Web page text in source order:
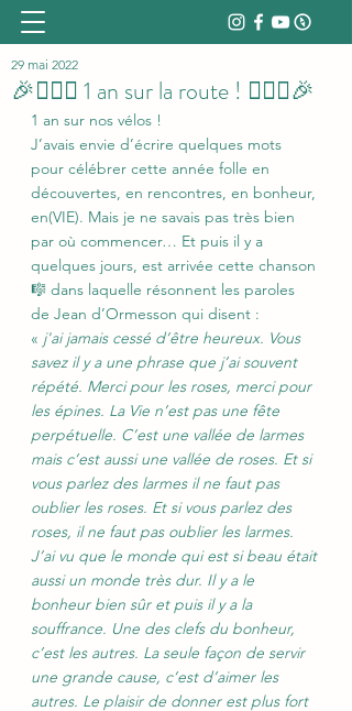
🎉🚴🏼‍♂️ 1 an sur la route ! 🚴🏼‍♂️🎉
29 mai 2022
1 an sur nos vélos !
J’avais envie d’écrire quelques mots
pour célébrer cette année folle en
découvertes, en rencontres, en bonheur,
en(VIE). Mais je ne savais pas très bien
par où commencer… Et puis il y a
quelques jours, est arrivée cette chanson
🎼 dans laquelle résonnent les paroles
de Jean d’Ormesson qui disent :
« j'ai jamais cessé d’être heureux. Vous
savez il y a une phrase que j’ai souvent
répété. Merci pour les roses, merci pour
les épines. La Vie n’est pas une fête
perpétuelle. C’est une vallée de larmes
mais c’est aussi une vallée de roses. Et si
vous parlez des larmes il ne faut pas
oublier les roses. Et si vous parlez des
roses, il ne faut pas oublier les larmes.
J’ai vu que le monde qui est si beau était
aussi un monde très dur. Il y a le
bonheur bien sûr et puis il y a la
souffrance. Une des clefs du bonheur,
c’est les autres. La seule façon de servir
une grande cause, c’est d’aimer les
autres. Le plaisir de donner est plus fort